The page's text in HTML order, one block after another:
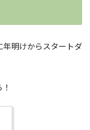
明けからスタートダ